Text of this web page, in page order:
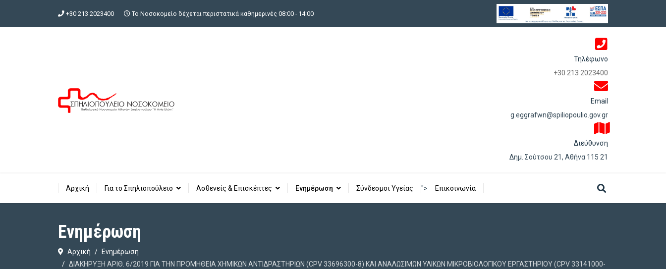
+30 213 2023400 Το Νοσοκομείο δέχεται περιστατικά καθημερινές 08:00 - 14:00
Τηλέφωνο
+30 213 2023400
Email
g.eggrafwn@spiliopoulio.gov.gr
Διεύθυνση
Δημ. Σούτσου 21, Αθήνα 115 21
Αρχική Για το Σπηλιοπούλειο Ασθενείς & Επισκέπτες Ενημέρωση Σύνδεσμοι Υγείας "> Επικοινωνία
Ενημέρωση
Αρχική
Ενημέρωση
ΔΙΑΚΗΡΥΞΗ ΑΡΙΘ. 6/2019 ΓΙΑ ΤΗΝ ΠΡΟΜΗΘΕΙΑ ΧΗΜΙΚΩΝ ΑΝΤΙΔΡΑΣΤΗΡΙΩΝ (CPV 33696300-8) ΚΑΙ ΑΝΑΛΩΣΙΜΩΝ ΥΛΙΚΩΝ ΜΙΚΡΟΒΙΟΛΟΓΙΚΟΥ ΕΡΓΑΣΤΗΡΙΟΥ (CPV 33141000-